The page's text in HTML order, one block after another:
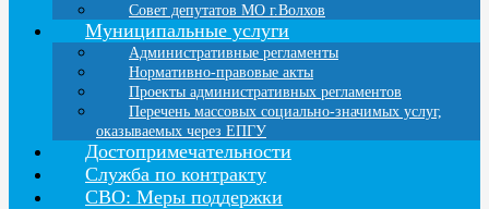
Совет депутатов МО г.Волхов
Муниципальные услуги
Административные регламенты
Нормативно-правовые акты
Проекты административных регламентов
Перечень массовых социально-значимых услуг,
оказываемых через ЕПГУ
Достопримечательности
Служба по контракту
СВО: Меры поддержки